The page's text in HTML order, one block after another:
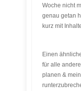
Woche nicht
genau getan
kurz mit
Einen
für alle
planen &